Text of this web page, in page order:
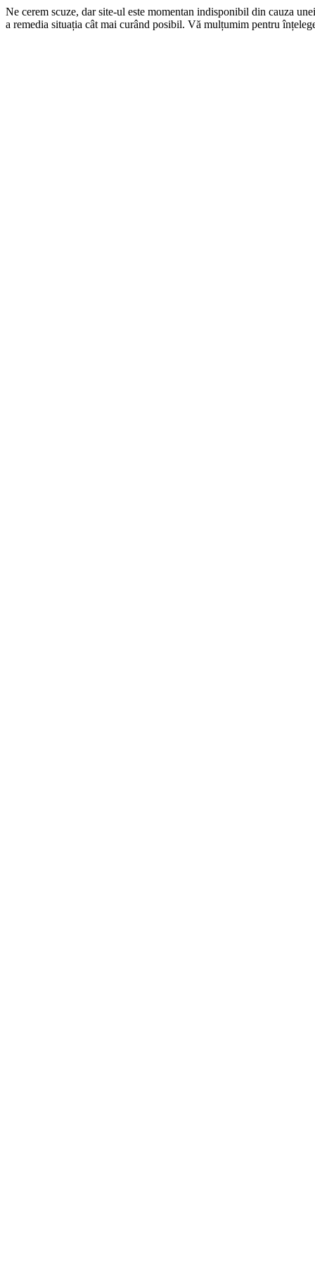
Ne cerem scuze, dar site-ul este momentan indisponibil din cauza
a remedia situația cât mai curând posibil. Vă mulțumim pentru